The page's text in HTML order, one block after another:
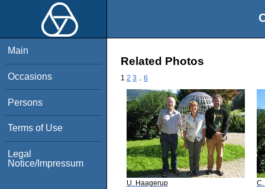
Main
Occasions
Persons
Terms of Use
Legal
Notice/Impressum
Related Photos
1 2 3 6
U. Haagerup